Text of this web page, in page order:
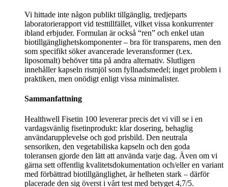
Vi hittade inte någon publikt tillgänglig, tredjeparts
laboratorierapport vid testtillfället, vilket vissa konkurrenter
ibland erbjuder. Formulan är också “ren” och enkel utan
biotillgänglighetskomponenter – bra för transparens, men den
som specifikt söker avancerade leveransformer (t.ex.
liposomalt) behöver titta på andra alternativ. Slutligen
innehåller kapseln rismjöl som fyllnadsmedel; inget problem i
praktiken, men onödigt enligt vissa minimalister.
Sammanfattning
Healthwell Fisetin 100 levererar precis det vi vill se i en
vardagsvänlig fisetinprodukt: klar dosering, behaglig
användarupplevelse och god prisbild. Den neutrala
sensoriken, den vegetabiliska kapseln och den goda
toleransen gjorde den lätt att använda varje dag. Även om vi
gärna sett offentlig kvalitetsdokumentation och/eller en variant
med förbättrad biotillgänglighet, är helheten stark – därför
placerade den sig överst i vårt test med betyget 4,7/5.